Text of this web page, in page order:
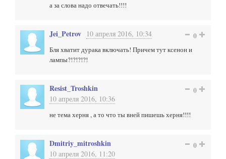
а за слова надо отвечать!!!!
Jei_Petrov 10 апреля 2016, 10:34 0
Бля хватит дурака включать! Причем тут ксенон и
лампы?!?!?!?!
Resist_Troshkin
10 апреля 2016, 10:36
0
не тема херня , а то что ты вней пишешь херня!!!!
Dmitriy_mitroshkin
10 апреля 2016, 11:20
0